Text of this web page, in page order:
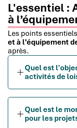
L'essentiel :
à
Les points
et à l’équipement
après.
Quel est
activités de
Quel est le
pour les